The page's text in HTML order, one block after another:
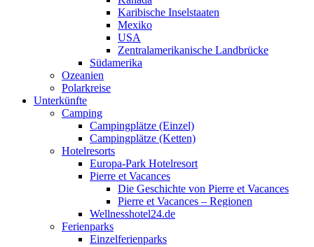
Karibische Inselstaaten
Mexiko
USA
Zentralamerikanische Landbrücke
Südamerika
Ozeanien
Polarkreise
Unterkünfte
Camping
Campingplätze (Einzel)
Campingplätze (Ketten)
Hotelresorts
Europa-Park Hotelresort
Pierre et Vacances
Die Geschichte von Pierre et Vacances
Pierre et Vacances – Regionen
Wellnesshotel24.de
Ferienparks
Einzelferienparks